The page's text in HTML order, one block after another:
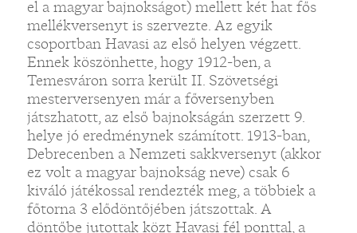
el a magyar bajnokságot) mellett két hat fős
mellékversenyt is szervezte. Az egyik
csoportban Havasi az első helyen végzett.
Ennek köszönhette, hogy 1912-ben, a
Temesváron sorra került II. Szövetségi
mesterversenyen már a főversenyben
játszhatott, az első bajnokságán szerzett 9.
helye jó eredménynek számított. 1913-ban,
Debrecenben a Nemzeti sakkversenyt (akkor
ez volt a magyar bajnokság neve) csak 6
kiváló játékossal rendezték meg, a többiek a
főtorna 3 elődöntőjében játszottak. A
döntőbe jutottak közt Havasi fél ponttal, a